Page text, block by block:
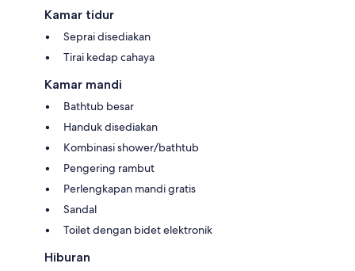
Kamar tidur
Seprai disediakan
Tirai kedap cahaya
Kamar mandi
Bathtub besar
Handuk disediakan
Kombinasi shower/bathtub
Pengering rambut
Perlengkapan mandi gratis
Sandal
Toilet dengan bidet elektronik
Hiburan